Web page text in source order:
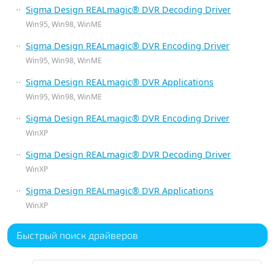
Sigma Design REALmagic® DVR Decoding Driver
Win95, Win98, WinME
Sigma Design REALmagic® DVR Encoding Driver
Win95, Win98, WinME
Sigma Design REALmagic® DVR Applications
Win95, Win98, WinME
Sigma Design REALmagic® DVR Encoding Driver
WinXP
Sigma Design REALmagic® DVR Decoding Driver
WinXP
Sigma Design REALmagic® DVR Applications
WinXP
Быстрый поиск драйверов